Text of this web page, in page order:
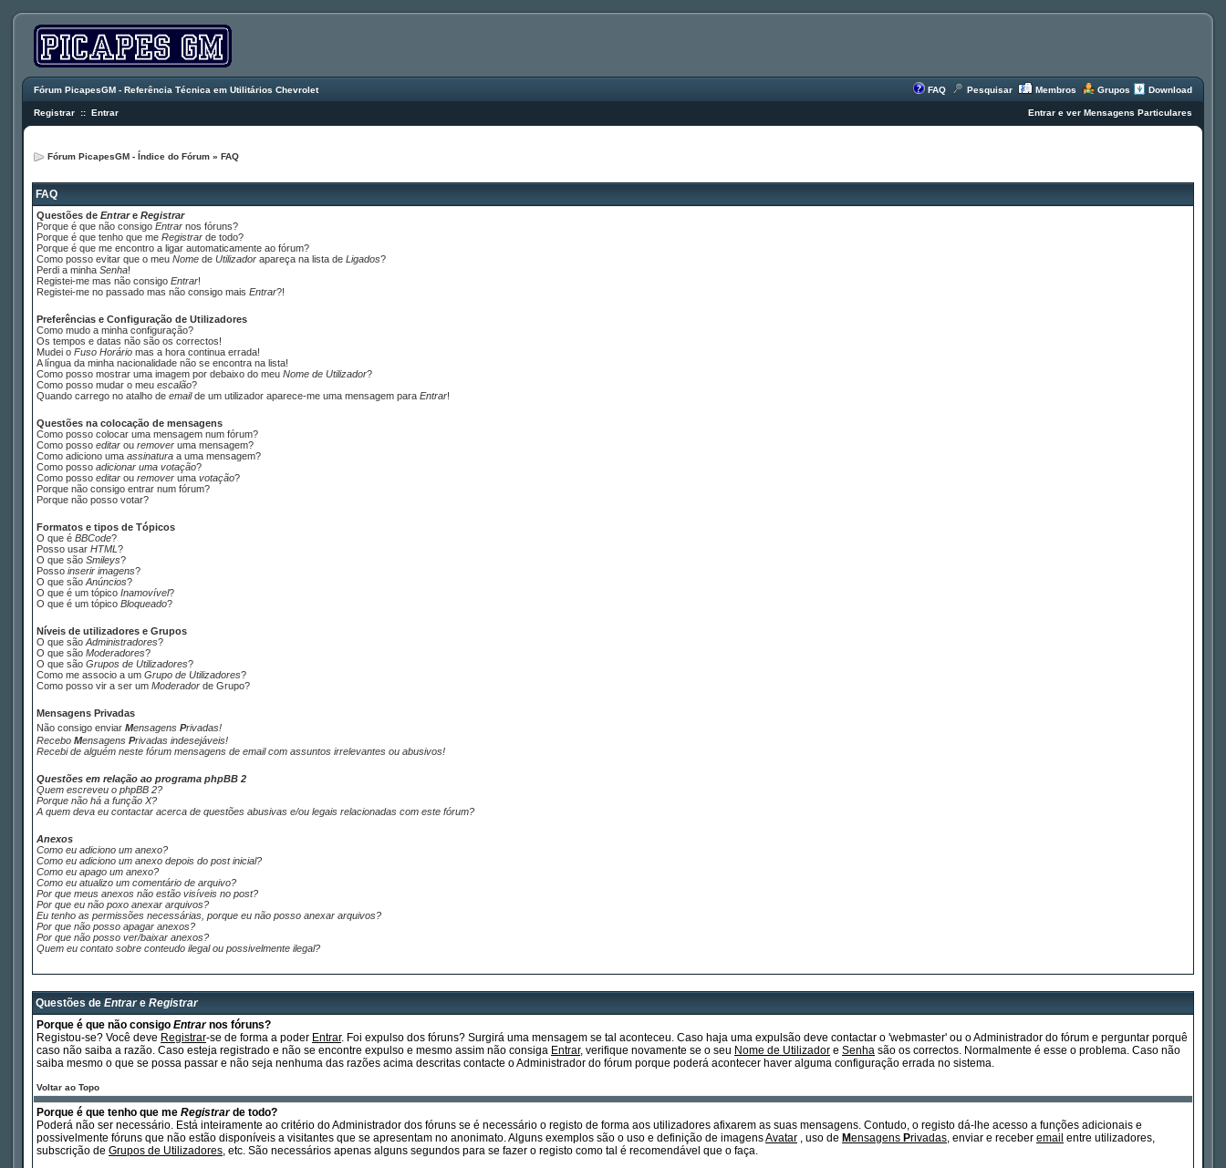
Fórum PicapesGM - Referência Técnica em Utilitários Chevrolet FAQ Pesquisar Membros Grupos Download
Registrar :: Entrar Entrar e ver Mensagens Particulares
Fórum PicapesGM - Índice do Fórum » FAQ
FAQ
Questões de Entrare Registrar
Porque é que não consigo Entrar nos fóruns?
Porque é que tenho que me Registrar de todo?
Porque é que me encontro a ligar automaticamente ao fórum?
Como posso evitar que o meu Nome de Utilizador apareça na lista de Ligados?
Perdi a minha Senha!
Registei-me mas não consigo Entrar!
Registei-me no passado mas não consigo mais Entrar?!
Preferências e Configuração de Utilizadores
Como mudo a minha configuração?
Os tempos e datas não são os correctos!
Mudei o Fuso Horário mas a hora continua errada!
A língua da minha nacionalidade não se encontra na lista!
Como posso mostrar uma imagem por debaixo do meu Nome de Utilizador?
Como posso mudar o meu escalão?
Quando carrego no atalho de emailde um utilizador aparece-me uma mensagem para Entrar!
Questões na colocação de mensagens
Como posso colocar uma mensagem num fórum?
Como posso editar ou remover uma mensagem?
Como adiciono uma assinatura a uma mensagem?
Como posso adicionar uma votação?
Como posso editar ou remover uma votação?
Porque não consigo entrar num fórum?
Porque não posso votar?
Formatos e tipos de Tópicos
O que é BBCode?
Posso usar HTML ?
O que são Smileys?
Posso inserir imagens?
O que são Anúncios?
O que é um tópico Inamovível?
O que é um tópico Bloqueado?
Níveis de utilizadores e Grupos
O que são Administradores?
O que são Moderadores?
O que são Grupos de Utilizadores?
Como me associo a um Grupo de Utilizadores?
Como posso vir a ser um Moderador de Grupo?
Mensagens Privadas
Não consigo enviar Mensagens Privadas!
Recebo Mensagens Privadas indesejáveis!
Recebi de alguém neste fórum mensagens de emailcom assuntos irrelevantes ou abusivos!
Questões em relação ao programa phpBB 2
Quem escreveu o phpBB 2?
Porque não há a função X?
A quem deva eu contactar acerca de questões abusivas e/ou legais relacionadas com este fórum?
Anexos
Como eu adiciono um anexo?
Como eu adiciono um anexo depois do post inicial?
Como eu apago um anexo?
Como eu atualizo um comentário de arquivo?
Por que meus anexos não estão visíveis no post?
Por que eu não poxo anexar arquivos?
Eu tenho as permissões necessárias, porque eu não posso anexar arquivos?
Por que não posso apagar anexos?
Por que não posso ver/baixar anexos?
Quem eu contato sobre conteudo ilegal ou possivelmente ilegal?
Questões de Entrare Registrar
Porque é que não consigo Entrarnos fóruns?
Registou-se? Você deve Registrar-se de forma a poder Entrar. Foi expulso dos fóruns? Surgirá uma mensagem se tal aconteceu. Caso haja uma expulsão deve contactar o 'webmaster' ou o Administrador do fórum e perguntar porquê
caso não saiba a razão. Caso esteja registrado e não se encontre expulso e mesmo assim não consiga Entrar, verifique novamente se o seu Nome de Utilizador e Senha são os correctos. Normalmente é esse o problema. Caso não
saiba mesmo o que se possa passar e não seja nenhuma das razões acima descritas contacte o Administrador do fórum porque poderá acontecer haver alguma configuração errada no sistema.
Voltar ao Topo
Porque é que tenho que me Registrarde todo?
Poderá não ser necessário. Está inteiramente ao critério do Administrador dos fóruns se é necessário o registo de forma aos utilizadores afixarem as suas mensagens. Contudo, o registo dá-lhe acesso a funções adicionais e
possivelmente fóruns que não estão disponíveis a visitantes que se apresentam no anonimato. Alguns exemplos são o uso e definição de imagensAvatar , uso de Mensagens Privadas, enviar e receber email entre utilizadores,
subscrição de Grupos de Utilizadores, etc. São necessários apenas alguns segundos para se fazer o registo como tal é recomendável que o faça.